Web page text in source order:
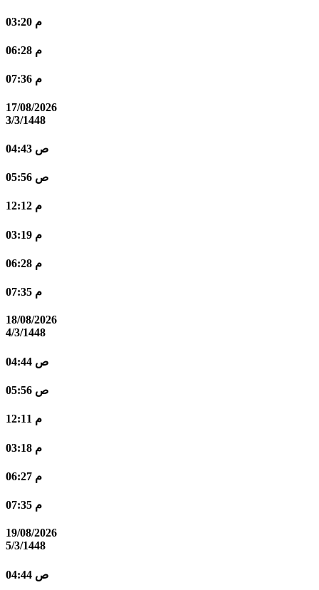
03:20 م
06:28 م
07:36 م
17/08/2026
3/3/1448
04:43 ص
05:56 ص
12:12 م
03:19 م
06:28 م
07:35 م
18/08/2026
4/3/1448
04:44 ص
05:56 ص
12:11 م
03:18 م
06:27 م
07:35 م
19/08/2026
5/3/1448
04:44 ص